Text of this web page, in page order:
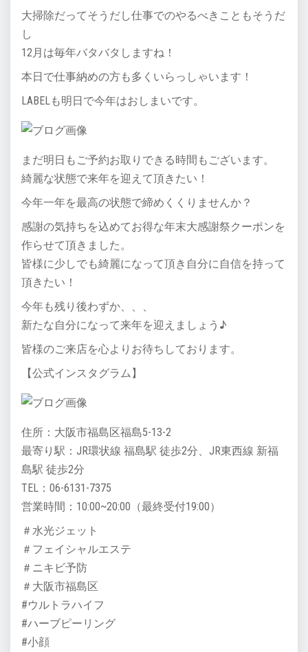
大掃除だってそうだし仕事でのやるべきこともそうだ
し
12月は毎年バタバタしますね！
本日で仕事納めの方も多くいらっしゃいます！
LABELも明日で今年はおしまいです。
まだ明日もご予約お取りできる時間もございます。
綺麗な状態で来年を迎えて頂きたい！
今年一年を最高の状態で締めくくりませんか？
感謝の気持ちを込めてお得な年末大感謝祭クーポンを
作らせて頂きました。
皆様に少しでも綺麗になって頂き自分に自信を持って
頂きたい！
今年も残り後わずか、、、
新たな自分になって来年を迎えましょう♪
皆様のご来店を心よりお待ちしております。
【公式インスタグラム】
住所：大阪市福島区福島5-13-2
最寄り駅：JR環状線 福島駅 徒歩2分、JR東西線 新福
島駅 徒歩2分
TEL：06-6131-7375
営業時間：10:00~20:00（最終受付19:00）
＃水光ジェット
＃フェイシャルエステ
＃ニキビ予防
＃大阪市福島区
#ウルトラハイフ
#ハーブピーリング
#小顔